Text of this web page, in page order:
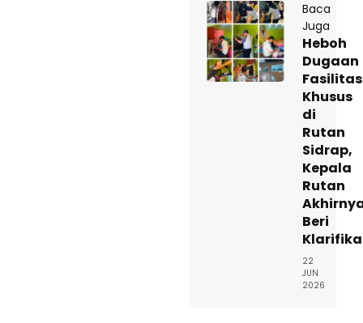
Baca
Juga
Heboh
Dugaan
Fasilitas
Khusus
di
Rutan
Sidrap,
Kepala
Rutan
Beri
22
JUN
2026